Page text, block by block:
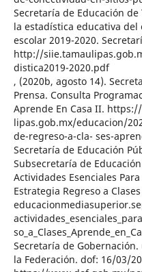
Secretaría de Educación
la estadística educativa del
escolar 2019-2020.
http://
distica2019-2020.pdf
, (2020b, agosto 14).
Prensa. Consulta
Aprende En Casa II.
lipas.gob.mx/educacion/
de-regreso-a-cla- ses-
Secretaría de Educación
Subsecretaría de
Actividades Esenciales
Estrategia Regreso a
Secretaría de
la Federación. dof: 16/03/